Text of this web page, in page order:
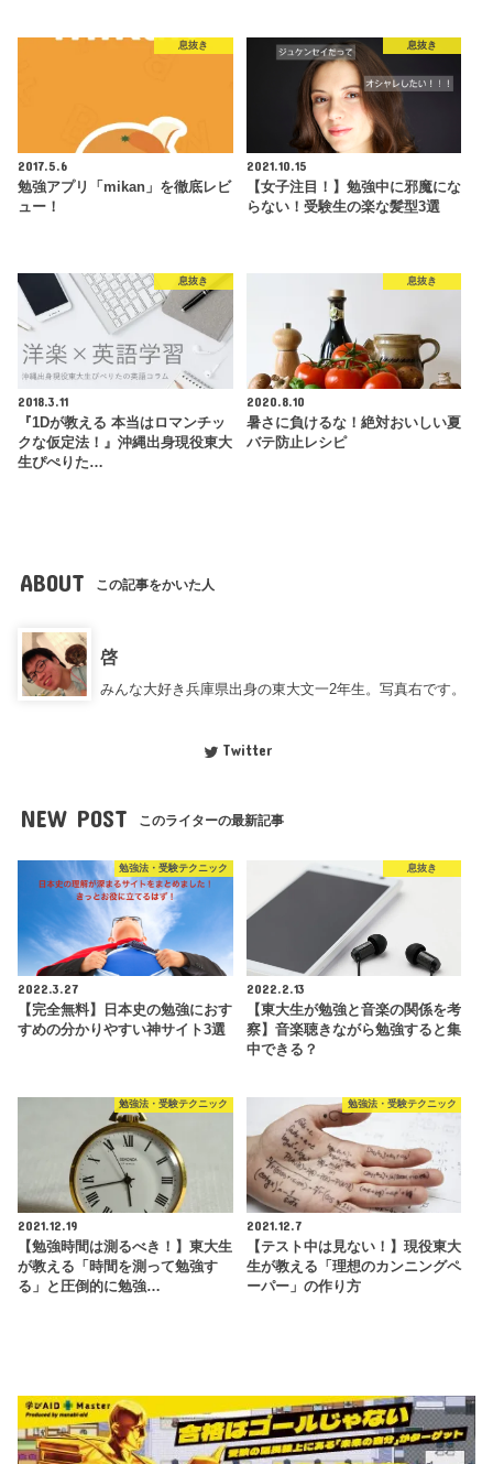
息抜き
2017.5.6
勉強アプリ「mikan」を徹底レビ
ュー！
息抜き
2021.10.15
【女子注目！】勉強中に邪魔にな
らない！受験生の楽な髪型3選
息抜き
2018.3.11
『1Dが教える 本当はロマンチッ
クな仮定法！』沖縄出身現役東大
生ぴぺりた…
息抜き
2020.8.10
暑さに負けるな！絶対おいしい夏
バテ防止レシピ
ABOUT この記事をかいた人
啓
みんな大好き兵庫県出身の東大文一2年生。写真右です。
Twitter
NEW POST このライターの最新記事
勉強法・受験テクニック
2022.3.27
【完全無料】日本史の勉強におす
すめの分かりやすい神サイト3選
息抜き
2022.2.13
【東大生が勉強と音楽の関係を考
察】音楽聴きながら勉強すると集
中できる？
勉強法・受験テクニック
2021.12.19
【勉強時間は測るべき！】東大生
が教える「時間を測って勉強す
る」と圧倒的に勉強…
勉強法・受験テクニック
2021.12.7
【テスト中は見ない！】現役東大
生が教える「理想のカンニングペ
ーパー」の作り方